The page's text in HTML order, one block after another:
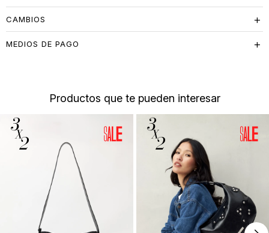
CAMBIOS
MEDIOS DE PAGO
Productos que te pueden interesar